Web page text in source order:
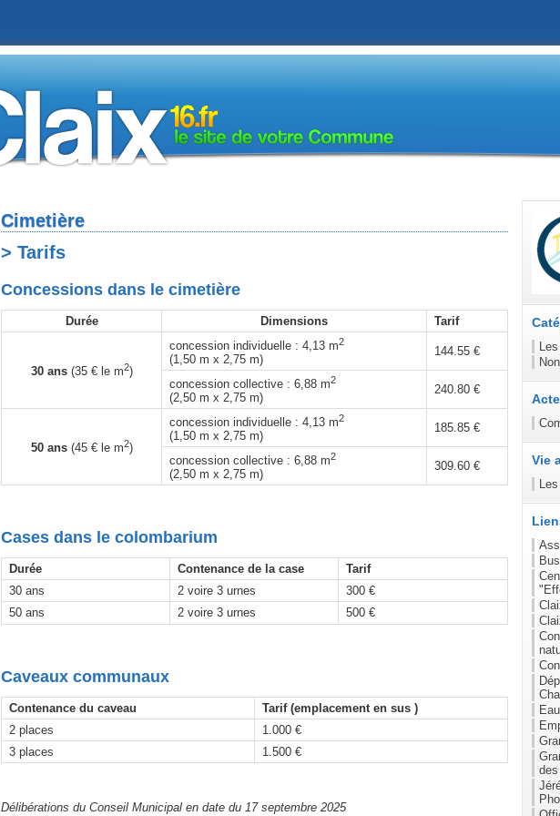
Cimetière
> Tarifs
Concessions dans le cimetière
Durée Dimensions Tarif
30 ans(35 € le m2)
concession individuelle : 4,13 m2
(1,50 m x 2,75 m)
144.55 €
concession collective : 6,88 m2
(2,50 m x 2,75 m)
240.80 €
50 ans(45 € le m2)
concession individuelle : 4,13 m2
(1,50 m x 2,75 m)
185.85 €
concession collective : 6,88 m2
(2,50 m x 2,75 m)
309.60 €
Cases dans le colombarium
Durée Contenance de la case
Tarif
30 ans
2 voire 3 urnes
300 €
50 ans
2 voire 3 urnes 500 €
Caveaux communaux
Contenance du caveau
Tarif (emplacement en sus )
2 places
1.000 €
3 places
1.500 €
Délibérations du Conseil Municipal en date du 17 septembre 2025
Vie